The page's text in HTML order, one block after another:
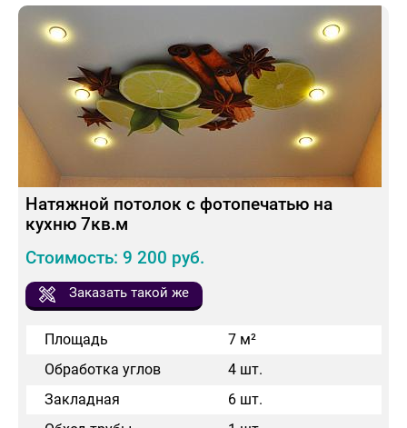
Натяжной потолок с фотопечатью на
кухню 7кв.м
Стоимость: 9 200 руб.
Заказать такой же
Площадь
7 м²
Обработка углов
4 шт.
Закладная
6 шт.